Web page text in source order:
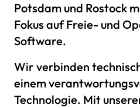
Potsdam und Rostock
Fokus auf Freie- und
Software.
Wir verbinden
einem
Technologie. Mit